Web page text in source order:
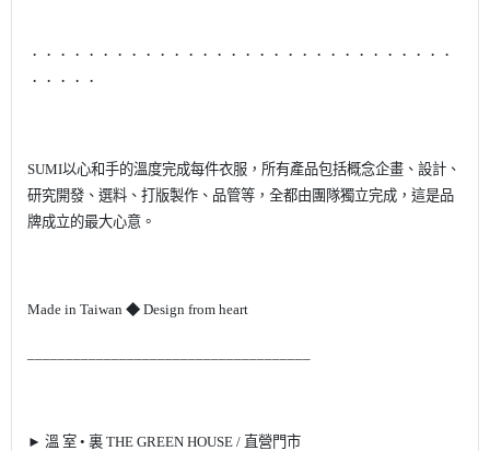
．．．．．．．．．．．．．．．．．．．．．．．．．．．．．．
．．．．．
SUMI以心和手的溫度完成每件衣服，所有產品包括概念企畫、設計、
研究開發、選料、打版製作、品管等，全都由團隊獨立完成，這是品
牌成立的最大心意。
Made in Taiwan ◆ Design from heart
► 溫 室 • 裏 THE GREEN HOUSE / 直營門市